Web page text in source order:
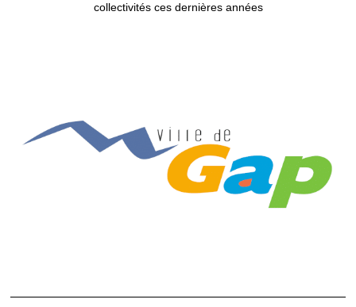
collectivités ces dernières années